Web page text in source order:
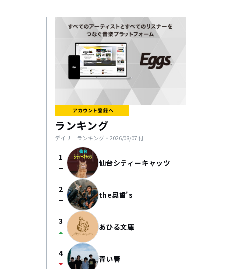
ランキング
デイリーランキング・ 2026/08/07付
1
check_indeterminate_small 仙台シティーキャッツ
2
check_indeterminate_small the奥歯's
3
arrow_drop_up あひる文庫
4
arrow_drop_down 青い春